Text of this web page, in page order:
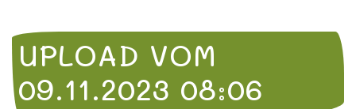
UPLOAD VOM
09.11.2023 08:06